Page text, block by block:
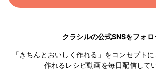
クラシルの公式SNSをフォロ
「きちんとおいしく作れる」をコンセプト
作れるレシピ動画を毎日配信して